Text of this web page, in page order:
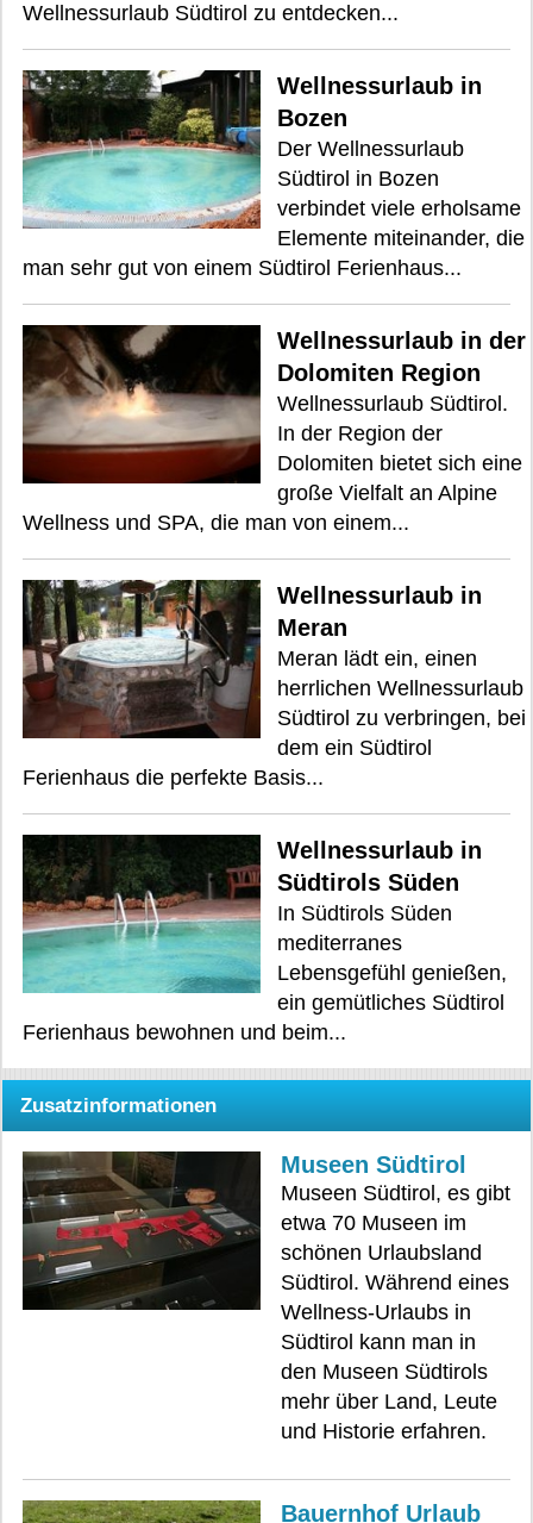
Wellnessurlaub Südtirol zu entdecken...
Wellnessurlaub in
Bozen
Der Wellnessurlaub
Südtirol in Bozen
verbindet viele erholsame
Elemente miteinander, die
man sehr gut von einem Südtirol Ferienhaus...
Wellnessurlaub in der
Dolomiten Region
Wellnessurlaub Südtirol.
In der Region der
Dolomiten bietet sich eine
große Vielfalt an Alpine
Wellness und SPA, die man von einem...
Wellnessurlaub in
Meran
Meran lädt ein, einen
herrlichen Wellnessurlaub
Südtirol zu verbringen, bei
dem ein Südtirol
Ferienhaus die perfekte Basis...
Wellnessurlaub in
Südtirols Süden
In Südtirols Süden
mediterranes
Lebensgefühl genießen,
ein gemütliches Südtirol
Ferienhaus bewohnen und beim...
Zusatzinformationen
Museen Südtirol
Museen Südtirol, es gibt
etwa 70 Museen im
schönen Urlaubsland
Südtirol. Während eines
Wellness-Urlaubs in
Südtirol kann man in
den Museen Südtirols
mehr über Land, Leute
und Historie erfahren.
Bauernhof Urlaub